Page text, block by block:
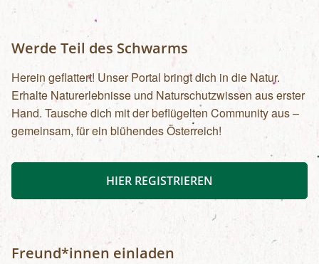
Werde Teil des Schwarms
Herein geflattert! Unser Portal bringt dich in die Natur.
Erhalte Naturerlebnisse und Naturschutzwissen aus erster
Hand. Tausche dich mit der beflügelten Community aus –
gemeinsam, für ein blühendes Österreich!
HIER REGISTRIEREN
Freund*innen einladen